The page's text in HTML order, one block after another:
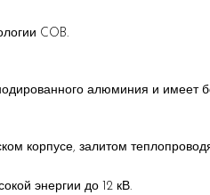
COB.
алюминия и имеет
корпусе, залитом
энергии до 12 кВ.